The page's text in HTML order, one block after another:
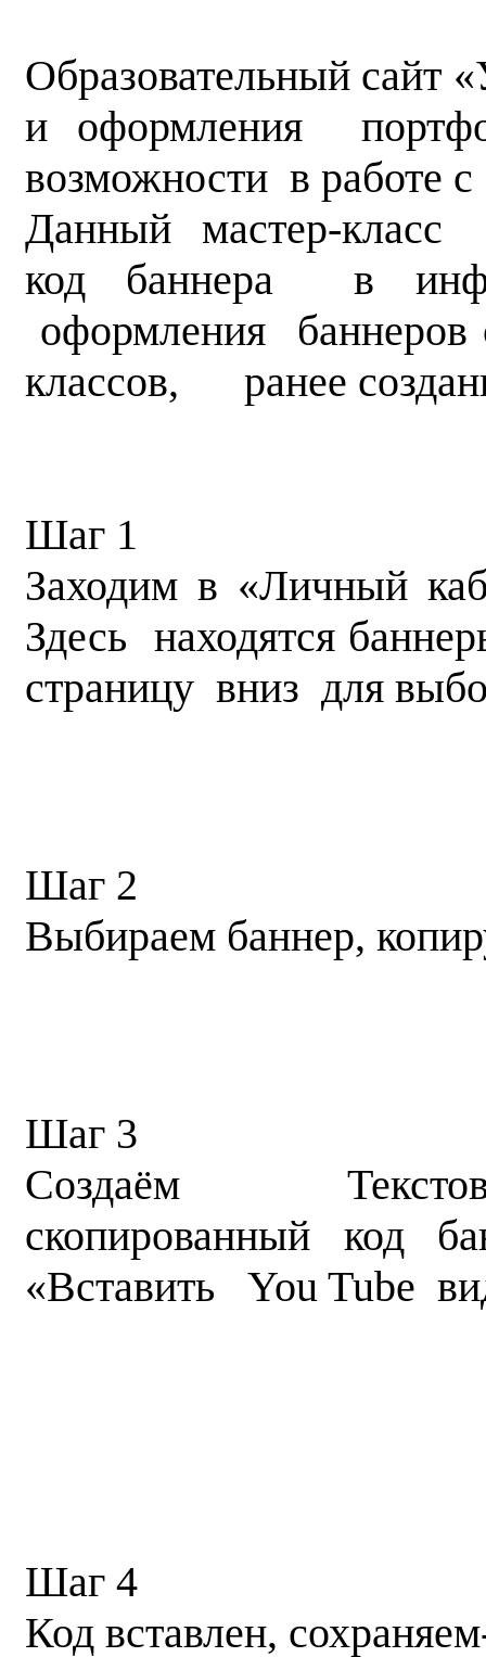
Образовательный сайт
и оформления
возможности в работе
Данный мастер-класс
код баннера в
оформления
классов, ранее
Шаг 1
Заходим в «Личный
Здесь находятся
страницу вниз для
Шаг 2
Выбираем баннер,
Шаг 3
Создаём
скопированный код
«Вставить You Tube
Шаг 4
Код вставлен,